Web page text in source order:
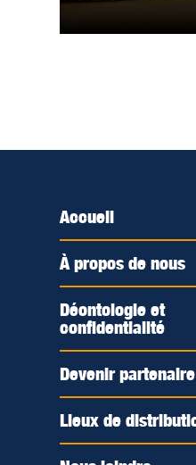
Accueil
À propos de nous
Déontologie et
confidentialité
Devenir partenaire
Lieux de